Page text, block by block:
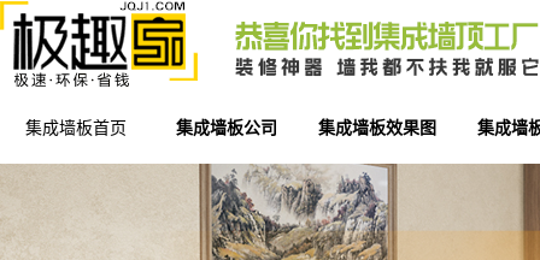
集成墙板首页 集成墙板公司 集成墙板效果图 集成墙